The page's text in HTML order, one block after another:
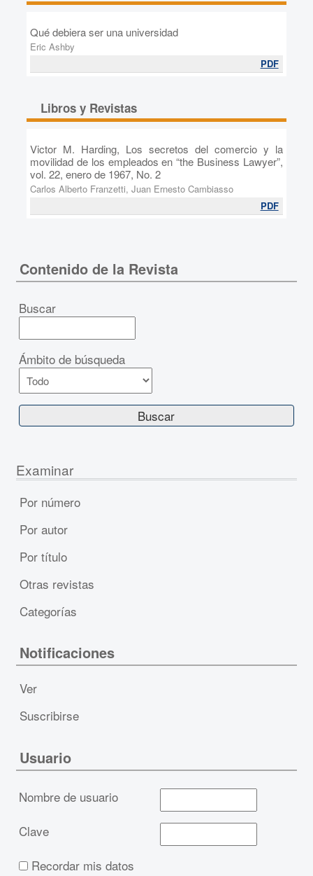
Qué debiera ser una universidad
Eric Ashby
PDF
Libros y Revistas
Victor M. Harding, Los secretos del comercio y la
movilidad de los empleados en “the Business Lawyer”,
vol. 22, enero de 1967, No. 2
Carlos Alberto Franzetti, Juan Ernesto Cambiasso
PDF
Contenido de la Revista
Buscar
Ámbito de búsqueda
Examinar
Por número
Por autor
Por título
Otras revistas
Categorías
Notificaciones
Ver
Suscribirse
Usuario
Nombre de usuario
Clave
Recordar mis datos